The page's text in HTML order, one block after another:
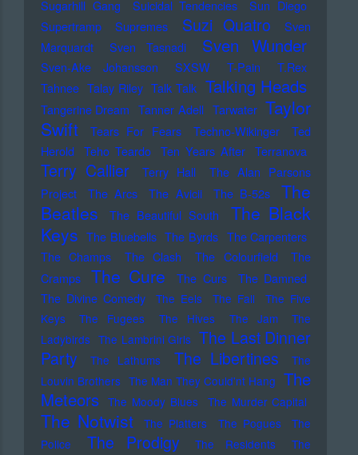
Sugarhill Gang
Suicidal Tendencies
Sun Diego
Supertramp
Supremes Suzi Quatro
Sven
Marquardt
Sven Tasnadi Sven Wunder
Sven-Ake Johansson SXSW T-Pain
T.Rex
Tahnee Talay Riley Talk Talk Talking Heads
Tangerine Dream Tanner Adell Tarwater Taylor
Swift
Tears For Fears Techno-Wikinger
Ted
Herold
Teho Teardo Ten Years After Terranova
Terry Callier Terry Hall
The Alan Parsons
Project
The Arcs The Avicii The B-52s
The
Beatles
The Beautiful South
The Black
Keys The Bluebells The Byrds The Carpenters
The Champs
The Clash The Colourfield
The
Cramps
The Cure The Curs
The Damned
The Divine Comedy
The Eels The Fall
The Five
Keys
The Fugees The Hives The Jam
The
Ladybirds The Lambrini Girls The Last Dinner
Party
The Lathums The Libertines
The
Louvin Brothers The Man They Could'nt Hang The
Meteors The Moody Blues The Murder Capital
The Notwist The Platters The Pogues
The
Police
The Prodigy The Residents
The